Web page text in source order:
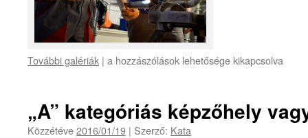
További galériák | a hozzászólások lehetősége kikapcsolva
„A” kategóriás képzőhely
Közzétéve2016/01/19 | Szerző: Kata